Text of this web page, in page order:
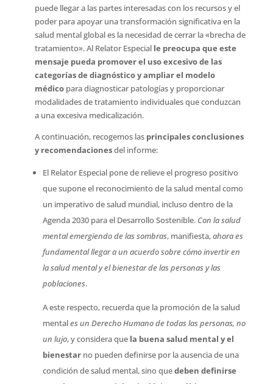
puede llegar a las partes interesadas con los recursos y el
poder para apoyar una transformación significativa en la
salud mental global es la necesidad de cerrar la «brecha de
tratamiento». Al Relator Especial le preocupa que este
mensaje pueda promover el uso excesivo de las
categorías de diagnóstico y ampliar el modelo
médicopara diagnosticar patologías y proporcionar
modalidades de tratamiento individuales que conduzcan
a una excesiva medicalización.
A continuación, recogemos las principales conclusiones
y recomendacionesdel informe:
El Relator Especial pone de relieve el progreso positivo
que supone el reconocimiento de la salud mental como
un imperativo de salud mundial, incluso dentro de la
Agenda 2030 para el Desarrollo Sostenible. Con la salud
mental emergiendo de las sombras, manifiesta,ahora es
fundamental llegar a un acuerdo sobre cómo invertir en
la salud mental y el bienestar de las personas y las
poblaciones.
A este respecto, recuerda que la promoción de la salud
mental es un Derecho Humano de todas las personas, no
un lujo, y considera que la buena salud mental y el
bienestarno pueden definirse por la ausencia de una
condición de salud mental, sino quedeben definirse